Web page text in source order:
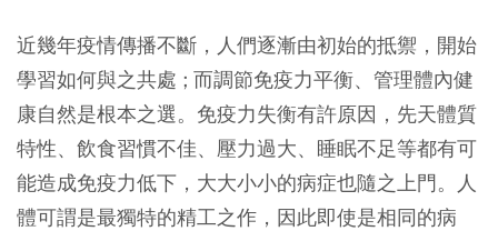
近幾年疫情傳播不斷，人們逐漸由初始的抵禦，開始
學習如何與之共處 ; 而調節免疫力平衡、管理體內健
康自然是根本之選。免疫力失衡有許原因，先天體質
特性、飲食習慣不佳、壓力過大、睡眠不足等都有可
能造成免疫力低下，大大小小的病症也隨之上門。人
體可謂是最獨特的精工之作，因此即使是相同的病